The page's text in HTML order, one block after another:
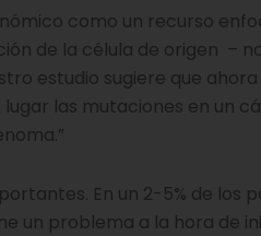
como un recurso
de la célula de origen –
estudio sugiere que
las mutaciones en un
En un 2-5% de los
un problema a la hora de